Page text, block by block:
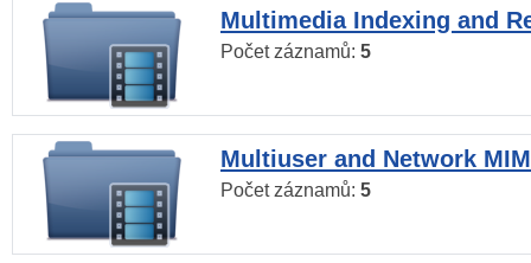
Multimedia Indexing and
Počet záznamů: 5
Multiuser and Network
Počet záznamů: 5